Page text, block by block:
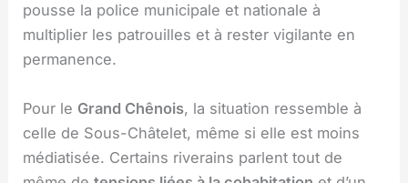
pousse la police municipale et nationale à
multiplier les patrouilles et à rester vigilante en
permanence.
Pour le Grand Chênois, la situation ressemble à
celle de Sous-Châtelet, même si elle est moins
médiatisée. Certains riverains parlent tout de